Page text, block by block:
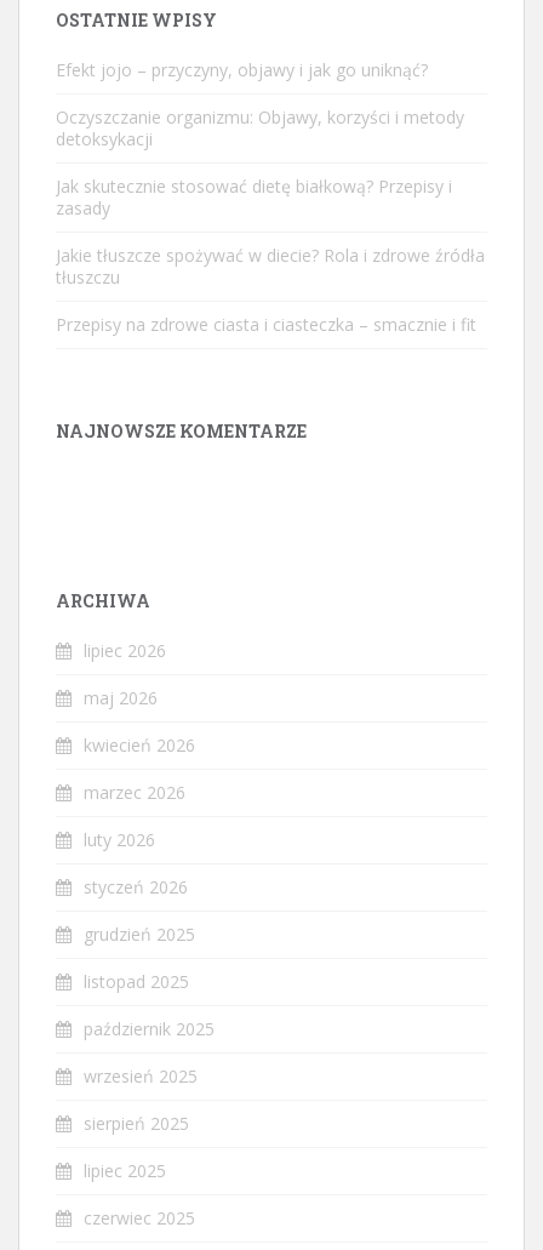
OSTATNIE WPISY
Efekt jojo – przyczyny, objawy i jak go uniknąć?
Oczyszczanie organizmu: Objawy, korzyści i metody
detoksykacji
Jak skutecznie stosować dietę białkową? Przepisy i
zasady
Jakie tłuszcze spożywać w diecie? Rola i zdrowe źródła
tłuszczu
Przepisy na zdrowe ciasta i ciasteczka – smacznie i fit
NAJNOWSZE KOMENTARZE
ARCHIWA
lipiec 2026
maj 2026
kwiecień 2026
marzec 2026
luty 2026
styczeń 2026
grudzień 2025
listopad 2025
październik 2025
wrzesień 2025
sierpień 2025
lipiec 2025
czerwiec 2025